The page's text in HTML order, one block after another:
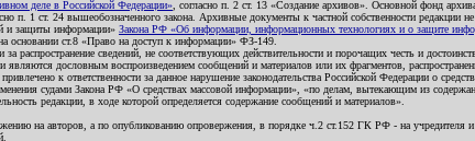
деле в Российской Федерации» , согласно п. 2 ст. 13 «Создание архивов». Основной фонд
1 ст. 24 вышеобозначенного закона. Архивные документы к частной собственности редакции не
и защиты информации» Закона РФ «Об информации, информационных технологиях и о защите
основании ст.8 «Право на доступ к информации» ФЗ-149.
распространение сведений, не соответствующих действительности и порочащих честь и
дословным воспроизведением сообщений и материалов или их фрагментов,
к ответственности за данное нарушение законодательства Российской Федерации о
судами Закона РФ «О средствах массовой информации», «по делам, вытекающим из
редакции, в ходе которой определяется содержание сообщений и материалов».
на авторов, а по опубликованию опровержения, в порядке ч.2 ст.152 ГК РФ - на учредителя и